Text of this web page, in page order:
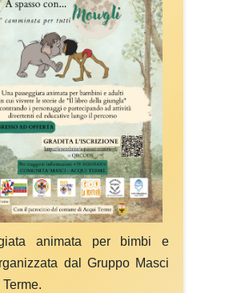
animata per bimbi e
dal Gruppo Masci